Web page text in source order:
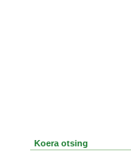
Koera otsing